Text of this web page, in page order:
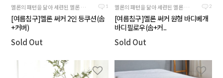
1
멜론의 패턴을 닮아 세련된 멜론 컬러의 여름침구
[여름침구]멜론 써커 2인 등쿠션(솜
+커버)
Sold Out
2
멜론의 패턴을 닮아 세련된 멜론 컬러의 여름침구
[여름침구]멜론 써커 원형 바디베개
바디필로우(솜+커...
Sold Out